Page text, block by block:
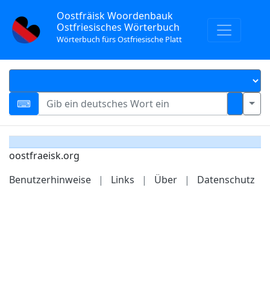
Oostfräisk Woordenbauk
Ostfriesisches Wörterbuch
Wörterbuch fürs Ostfriesische Platt
oostfraeisk.org
Benutzerhinweise
| Links | Über | Datenschutz